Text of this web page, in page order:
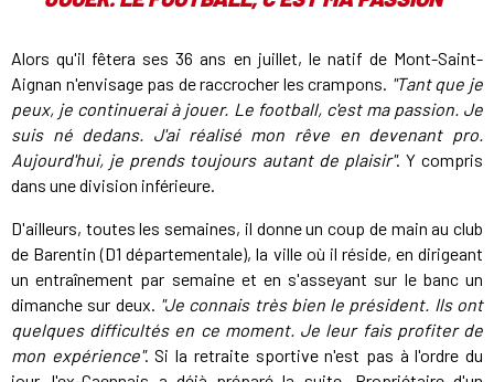
Alors qu'il fêtera ses 36 ans en juillet, le natif de Mont-Saint-
Aignan n'envisage pas de raccrocher les crampons. "Tant que je
peux, je continuerai à jouer. Le football, c'est ma passion. Je
suis né dedans. J'ai réalisé mon rêve en devenant pro.
Aujourd'hui, je prends toujours autant de plaisir". Y compris
dans une division inférieure.
D'ailleurs, toutes les semaines, il donne un coup de main au club
de Barentin (D1 départementale), la ville où il réside, en dirigeant
un entraînement par semaine et en s'asseyant sur le banc un
dimanche sur deux. "Je connais très bien le président. Ils ont
quelques difficultés en ce moment. Je leur fais profiter de
mon expérience". Si la retraite sportive n'est pas à l'ordre du